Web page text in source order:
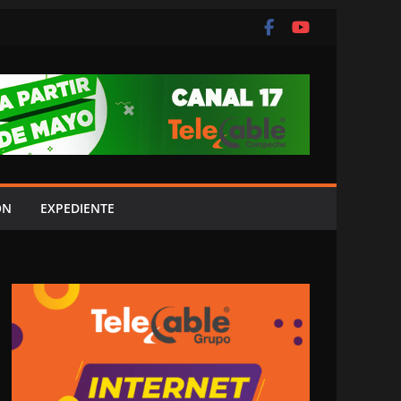
EXPEDIENTE